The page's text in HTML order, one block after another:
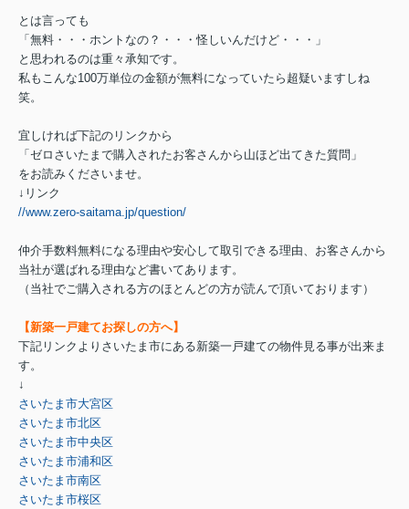
とは言っても
「無料・・・ホントなの？・・・怪しいんだけど・・・」
と思われるのは重々承知です。
私もこんな100万単位の金額が無料になっていたら超疑いますしね
笑。
宜しければ下記のリンクから
「ゼロさいたまで購入されたお客さんから山ほど出てきた質問」
をお読みくださいませ。
↓リンク
//www.zero-saitama.jp/question/
仲介手数料無料になる理由や安心して取引できる理由、お客さんから
当社が選ばれる理由など書いてあります。
（当社でご購入される方のほとんどの方が読んで頂いております）
【新築一戸建てお探しの方へ】
下記リンクよりさいたま市にある新築一戸建ての物件見る事が出来ま
す。
↓
さいたま市大宮区
さいたま市北区
さいたま市中央区
さいたま市浦和区
さいたま市南区
さいたま市桜区